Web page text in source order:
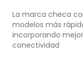
La marca checa
modelos más
incorporando
conectividad